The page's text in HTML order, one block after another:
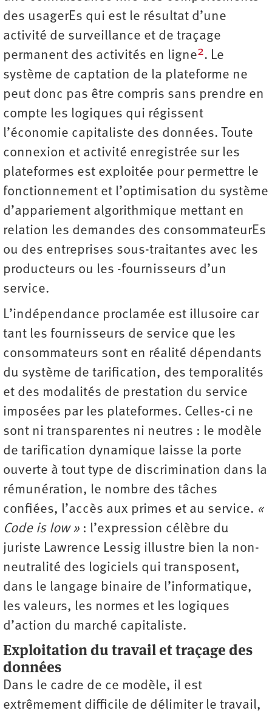
des usagerEs qui est le résultat d’une
activité de surveillance et de traçage
permanent des activités en ligne2. Le
système de captation de la plateforme ne
peut donc pas être compris sans prendre en
compte les logiques qui régissent
l’économie capitaliste des données. Toute
connexion et activité enregistrée sur les
plateformes est exploitée pour permettre le
fonctionnement et l’optimisation du système
d’appariement algorithmique mettant en
relation les demandes des consommateurEs
ou des entreprises sous-traitantes avec les
producteurs ou les -fournisseurs d’un
service.
L’indépendance proclamée est illusoire car
tant les fournisseurs de service que les
consommateurs sont en réalité dépendants
du système de tarification, des temporalités
et des modalités de prestation du service
imposées par les plateformes. Celles-ci ne
sont ni transparentes ni neutres : le modèle
de tarification dynamique laisse la porte
ouverte à tout type de discrimination dans la
rémunération, le nombre des tâches
confiées, l’accès aux primes et au service. «
Code is low » : l’expression célèbre du
juriste Lawrence Lessig illustre bien la non-
neutralité des logiciels qui transposent,
dans le langage binaire de l’informatique,
les valeurs, les normes et les logiques
d’action du marché capitaliste.
Exploitation du travail et traçage des
données
Dans le cadre de ce modèle, il est
extrêmement difficile de délimiter le travail,